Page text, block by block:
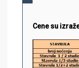
Cene su